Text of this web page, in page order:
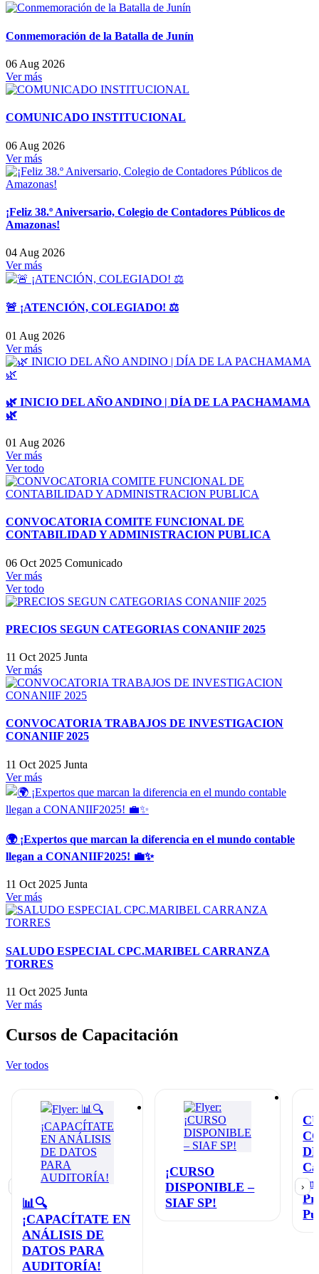
Conmemoración de la Batalla de Junín
06 Aug 2026
Ver más
COMUNICADO INSTITUCIONAL
06 Aug 2026
Ver más
¡Feliz 38.º Aniversario, Colegio de Contadores Públicos de
Amazonas!
04 Aug 2026
Ver más
🚨 ¡ATENCIÓN, COLEGIADO! ⚖️
01 Aug 2026
Ver más
🌿 INICIO DEL AÑO ANDINO | DÍA DE LA PACHAMAMA
🌿
01 Aug 2026
Ver más
Ver todo
CONVOCATORIA COMITE FUNCIONAL DE
CONTABILIDAD Y ADMINISTRACION PUBLICA
06 Oct 2025 Comunicado
Ver más
Ver todo
PRECIOS SEGUN CATEGORIAS CONANIIF 2025
11 Oct 2025 Junta
Ver más
CONVOCATORIA TRABAJOS DE INVESTIGACION
CONANIIF 2025
11 Oct 2025 Junta
Ver más
🌍 ¡Expertos que marcan la diferencia en el mundo contable
llegan a CONANIIF2025! 💼✨
11 Oct 2025 Junta
Ver más
SALUDO ESPECIAL CPC.MARIBEL CARRANZA
TORRES
11 Oct 2025 Junta
Ver más
Cursos de Capacitación
Ver todos
📊🔍
¡CAPACÍTATE EN
ANÁLISIS DE
DATOS PARA
AUDITORÍA!
¡CURSO
DISPONIBLE –
SIAF SP!
en
›